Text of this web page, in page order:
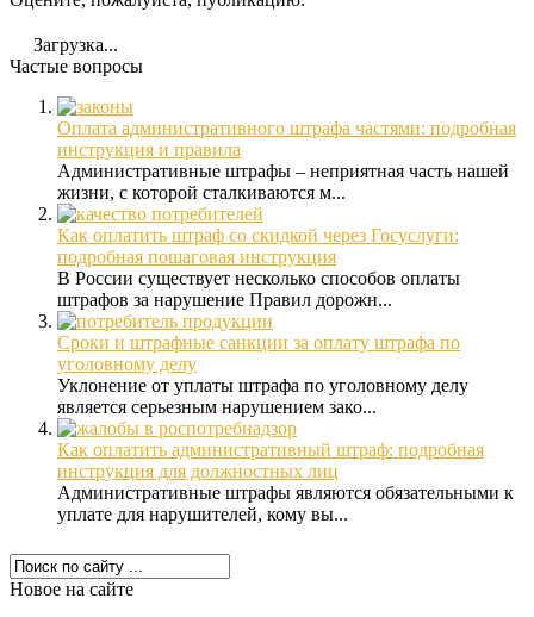
Загрузка...
Частые вопросы
Оплата административного штрафа частями: подробная
инструкция и правила
Административные штрафы – неприятная часть нашей
жизни, с которой сталкиваются м...
Как оплатить штраф со скидкой через Госуслуги:
подробная пошаговая инструкция
В России существует несколько способов оплаты
штрафов за нарушение Правил дорожн...
Сроки и штрафные санкции за оплату штрафа по
уголовному делу
Уклонение от уплаты штрафа по уголовному делу
является серьезным нарушением зако...
Как оплатить административный штраф: подробная
инструкция для должностных лиц
Административные штрафы являются обязательными к
уплате для нарушителей, кому вы...
Новое на сайте